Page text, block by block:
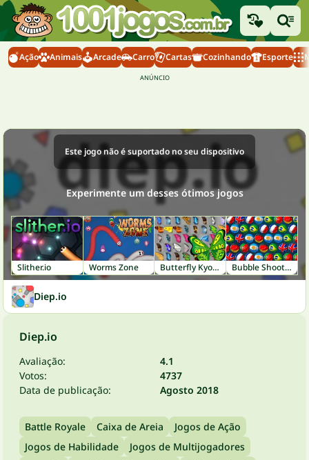
Ação Animais Arcade Carro Cartas Cozinhando Esporte
Este jogo não é suportado no seu dispositivo
Experimente um desses ótimos jogos
Slither.io Worms Zone Butterfly Kyodai Bubble Shooter World Cup
Diep.io
Diep.io
Avaliação:
4.1
Votos:
4737
Data de publicação:
Agosto 2018
Battle Royale Caixa de Areia
Jogos de Ação
Jogos de Habilidade
Jogos de Multijogadores